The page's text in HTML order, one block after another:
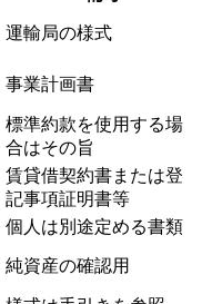
運輸局の様式
事業計画書
標準約款を使用する場
合はその旨
賃貸借契約書または登
記事項証明書等
個人は別途定める書類
純資産の確認用